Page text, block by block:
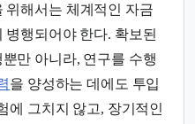
위해서는 체계적인 자금
행되어야 한다. 확보된
뿐만 아니라, 연구를 수행
을 양성하는 데에도 투입
에 그치지 않고, 장기적인